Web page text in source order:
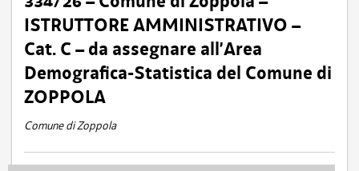
ISTRUTTORE AMMINISTRATIVO –
Cat. C – da assegnare all’Area
Demografica-Statistica del Comune di
ZOPPOLA
Comune di Zoppola